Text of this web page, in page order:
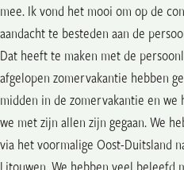
mee. Ik vond het mooi om op de
aandacht te besteden aan de
Dat heeft te maken met de
afgelopen zomervakantie hebben
midden in de zomervakantie en we
we met zijn allen zijn gegaan. We
via het voormalige Oost-Duitsland
Litouwen. We hebben veel beleefd